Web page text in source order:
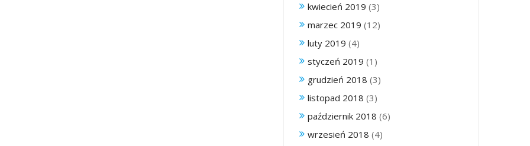
kwiecień 2019 (3)
marzec 2019 (12)
luty 2019 (4)
styczeń 2019 (1)
grudzień 2018 (3)
listopad 2018 (3)
październik 2018 (6)
wrzesień 2018 (4)